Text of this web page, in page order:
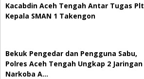
Kacabdin Aceh Tengah Antar Tugas Plt
Kepala SMAN 1 Takengon
Bekuk Pengedar dan Pengguna Sabu,
Polres Aceh Tengah Ungkap 2 Jaringan
Narkoba A…